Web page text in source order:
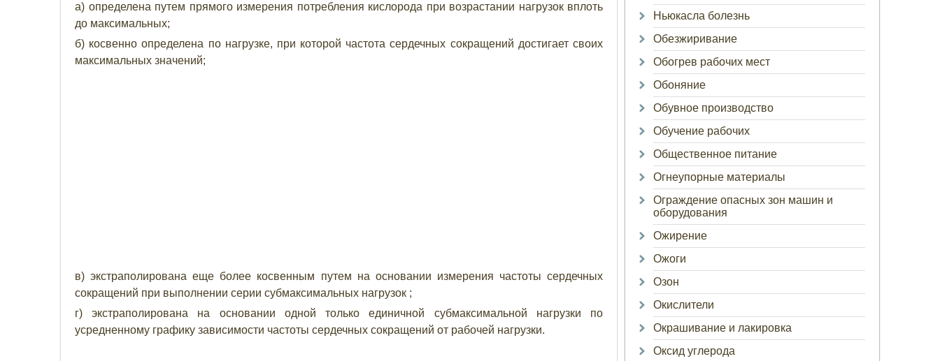
а) определена путем прямого измерения потребления кислорода при возрастании нагрузок вплоть
до максимальных;
б) косвенно определена по нагрузке, при которой частота сердечных сокращений достигает своих
максимальных значений;
в) экстраполирована еще более косвенным путем на основании измерения частоты сердечных
сокращений при выполнении серии субмаксимальных нагрузок ;
г) экстраполирована на основании одной только единичной субмаксимальной нагрузки по
усредненному графику зависимости частоты сердечных сокращений от рабочей нагрузки.
Ньюкасла болезнь
Обезжиривание
Обогрев рабочих мест
Обоняние
Обувное производство
Обучение рабочих
Общественное питание
Огнеупорные материалы
Ограждение опасных зон машин и
оборудования
Ожирение
Ожоги
Озон
Окислители
Окрашивание и лакировка
Оксид углерода